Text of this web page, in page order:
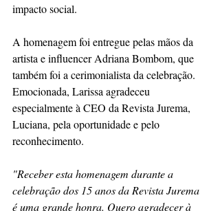
impacto social.
A homenagem foi entregue pelas mãos da
artista e influencer Adriana Bombom, que
também foi a cerimonialista da celebração.
Emocionada, Larissa agradeceu
especialmente à CEO da Revista Jurema,
Luciana, pela oportunidade e pelo
reconhecimento.
"Receber esta homenagem durante a
celebração dos 15 anos da Revista Jurema
é uma grande honra. Quero agradecer à